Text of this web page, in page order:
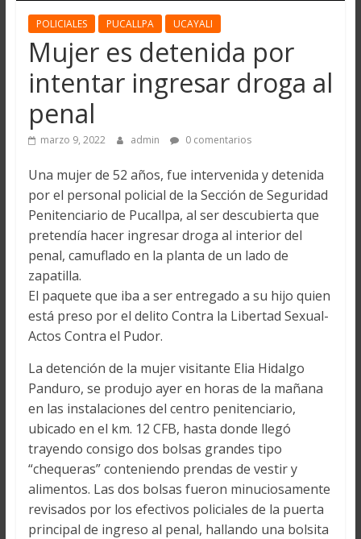
POLICIALES PUCALLPA UCAYALI
Mujer es detenida por
intentar ingresar droga al
penal
marzo 9, 2022 admin 0 comentarios
Una mujer de 52 años, fue intervenida y detenida
por el personal policial de la Sección de Seguridad
Penitenciario de Pucallpa, al ser descubierta que
pretendía hacer ingresar droga al interior del
penal, camuflado en la planta de un lado de
zapatilla.
El paquete que iba a ser entregado a su hijo quien
está preso por el delito Contra la Libertad Sexual-
Actos Contra el Pudor.
La detención de la mujer visitante Elia Hidalgo
Panduro, se produjo ayer en horas de la mañana
en las instalaciones del centro penitenciario,
ubicado en el km. 12 CFB, hasta donde llegó
trayendo consigo dos bolsas grandes tipo
“chequeras” conteniendo prendas de vestir y
alimentos. Las dos bolsas fueron minuciosamente
revisados por los efectivos policiales de la puerta
principal de ingreso al penal, hallando una bolsita